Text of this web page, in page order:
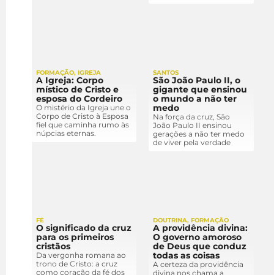
FORMAÇÃO,IGREJA
A Igreja: Corpo
místico de Cristo e
esposa do Cordeiro
O mistério da Igreja une o
Corpo de Cristo à Esposa
fiel que caminha rumo às
núpcias eternas.
SANTOS
São João Paulo II, o
gigante que ensinou
o mundo a não ter
medo
Na força da cruz, São
João Paulo II ensinou
gerações a não ter medo
de viver pela verdade
FÉ
O significado da cruz
para os primeiros
cristãos
Da vergonha romana ao
trono de Cristo: a cruz
como coração da fé dos
DOUTRINA,FORMAÇÃO
A providência divina:
O governo amoroso
de Deus que conduz
todas as coisas
A certeza da providência
divina nos chama a